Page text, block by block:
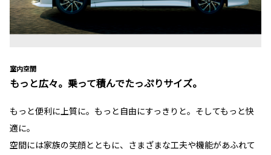
室内空間
もっと広々。乗って積んでたっぷりサイズ。
もっと便利に上質に。もっと自由にすっきりと。そしてもっと快
適に。
空間には家族の笑顔とともに、さまざまな工夫や機能があふれて